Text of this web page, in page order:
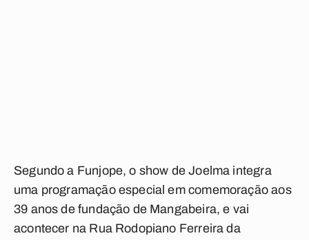
Segundo a Funjope, o show de Joelma integra
uma programação especial em comemoração aos
39 anos de fundação de Mangabeira, e vai
acontecer na Rua Rodopiano Ferreira da